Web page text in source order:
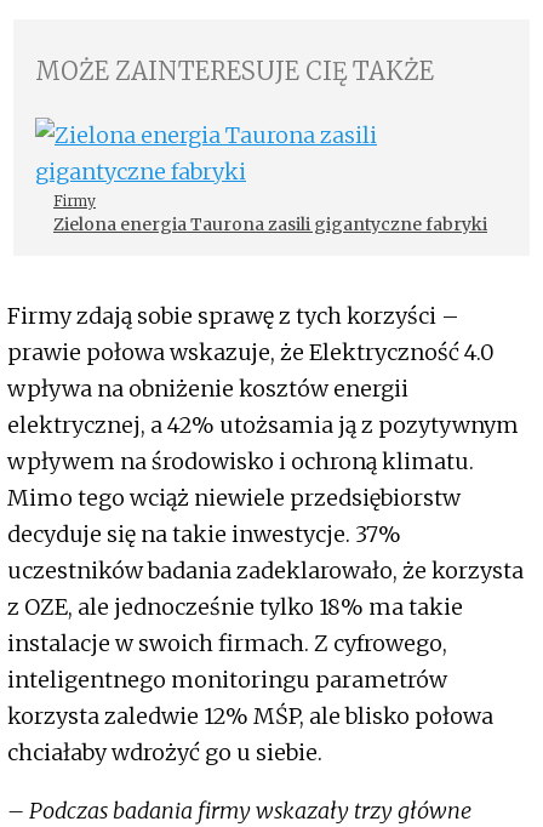
MOŻE ZAINTERESUJE CIĘ TAKŻE
Firmy
Zielona energia Taurona zasili gigantyczne fabryki
Firmy zdają sobie sprawę z tych korzyści –
prawie połowa wskazuje, że Elektryczność 4.0
wpływa na obniżenie kosztów energii
elektrycznej, a 42% utożsamia ją z pozytywnym
wpływem na środowisko i ochroną klimatu.
Mimo tego wciąż niewiele przedsiębiorstw
decyduje się na takie inwestycje. 37%
uczestników badania zadeklarowało, że korzysta
z OZE, ale jednocześnie tylko 18% ma takie
instalacje w swoich firmach. Z cyfrowego,
inteligentnego monitoringu parametrów
korzysta zaledwie 12% MŚP, ale blisko połowa
chciałaby wdrożyć go u siebie.
– Podczas badania firmy wskazały trzy główne